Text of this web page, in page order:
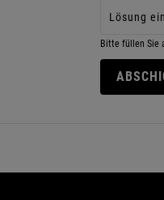
Bitte füllen Sie